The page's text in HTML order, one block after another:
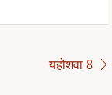
यहोशवा 8